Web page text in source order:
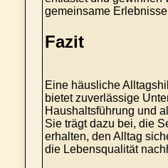
gemeinsame
Fazit
Eine häusliche
bietet zuverlässige
Haushaltsführung und
Sie trägt dazu bei, die
erhalten, den Alltag
die Lebensqualität